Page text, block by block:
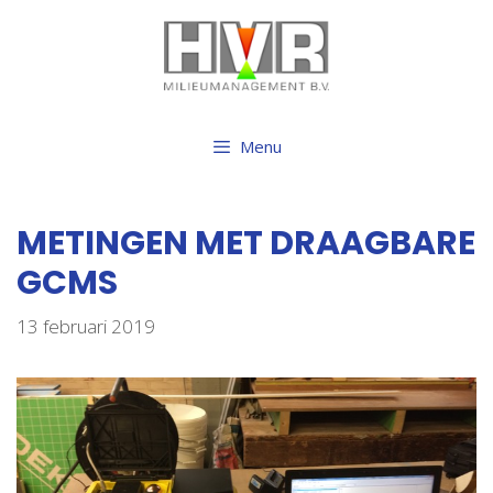
Menu
METINGEN MET DRAAGBARE
GCMS
13 februari 2019